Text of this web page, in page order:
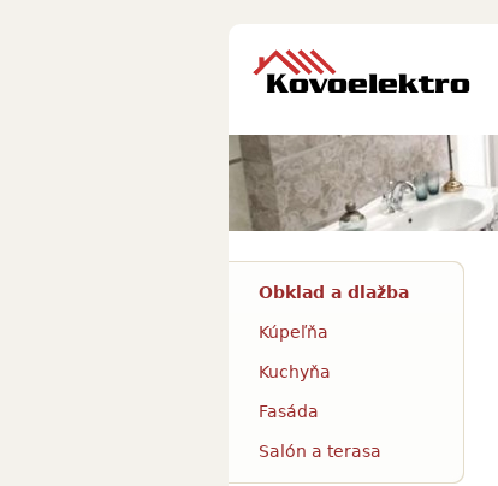
Obklad a dlažba
Kúpeľňa
Kuchyňa
Fasáda
Salón a terasa